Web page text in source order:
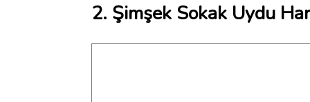
2. Şimşek Sokak Uydu